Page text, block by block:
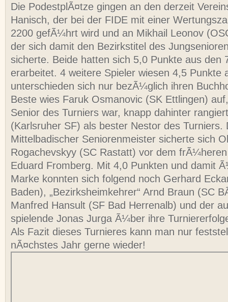
Die PodestplÃ¤tze gingen an den derzeit
Hanisch, der bei der FIDE mit einer
2200 gefÃ¼hrt wird und an Mikhail Leonov
der sich damit den Bezirkstitel des
sicherte. Beide hatten sich 5,0 Punkte aus den
erarbeitet. 4 weitere Spieler wiesen 4,5 Punkte
unterschieden sich nur bezÃ¼glich ihren
Beste wies Faruk Osmanovic (SK Ettlingen)
Senior des Turniers war, knapp dahinter
(Karlsruher SF) als bester Nestor des Turniers.
Mittelbadischer Seniorenmeister sicherte sich
Rogachevskyy (SC Rastatt) vor dem
Eduard Fromberg. Mit 4,0 Punkten und damit
Marke konnten sich folgend noch Gerhard
Baden), „Bezirksheimkehrer“ Arnd Braun (SC
Manfred Hansult (SF Bad Herrenalb) und der
spielende Jonas Jurga Ã¼ber ihre
Als Fazit dieses Turnieres kann man nur
nÃ¤chstes Jahr gerne wieder!